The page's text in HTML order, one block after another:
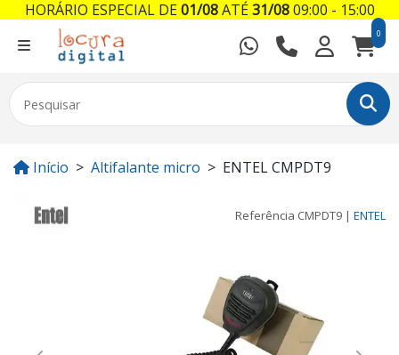
0
Início Altifalante micro ENTEL CMPDT9
Referência CMPDT9 | ENTEL
HORÁRIO ESPECIAL DE01/08ATÉ31/0809:00 - 15:00